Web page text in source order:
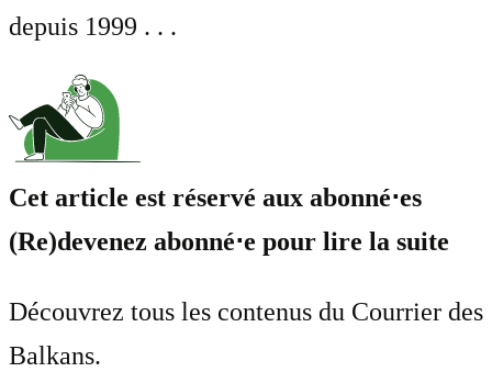
depuis 1999 . . .
Cet article est réservé aux abonné⋅es
(Re)devenez abonné⋅e pour lire la suite
Découvrez tous les contenus du Courrier des
Balkans.